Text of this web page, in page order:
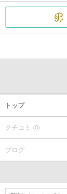
トップ
クチコミ (0)
ブログ